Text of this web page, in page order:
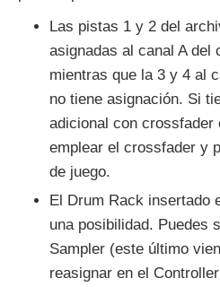
Las pistas 1 y 2 del
asignadas al canal A del
mientras que la 3 y 4 al
no tiene asignación. Si
adicional con crossfader
emplear el crossfader y
de juego.
El Drum Rack insertado
una posibilidad. Puedes
Sampler (este último
reasignar en el